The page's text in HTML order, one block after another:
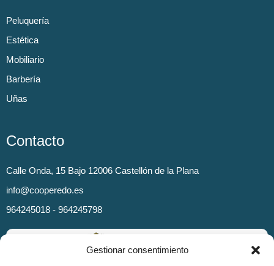
Gestionar consentimiento
Peluquería
Estética
Mobiliario
Barbería
Uñas
Contacto
Calle Onda, 15 Bajo 12006 Castellón de la Plana
info@cooperedo.es
964245018 - 964245798